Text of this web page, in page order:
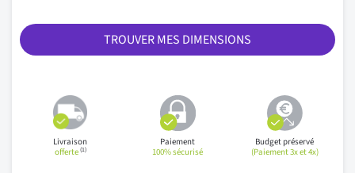
TROUVER MES DIMENSIONS
Livraison
offerte(1)
Paiement
100% sécurisé
Budget préservé
(Paiement 3x et 4x)